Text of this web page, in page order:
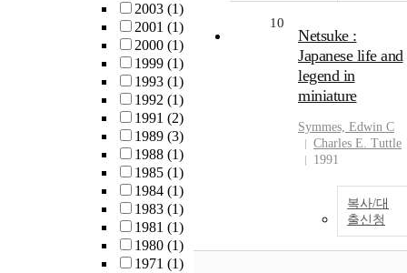
2003 (1)
2001 (1)
2000 (1)
1999 (1)
1993 (1)
1992 (1)
1991 (2)
1989 (3)
1988 (1)
1985 (1)
1984 (1)
1983 (1)
1981 (1)
1980 (1)
1971 (1)
10
Netsuke :
Japanese life and
legend in
miniature
Symmes, Edwin C
Charles E. Tuttle
1991
복사/대
출신청